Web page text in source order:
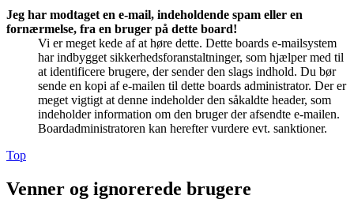
Jeg har modtaget en e-mail, indeholdende spam eller en
fornærmelse, fra en bruger på dette board!
Vi er meget kede af at høre dette. Dette boards e-mailsystem
har indbygget sikkerhedsforanstaltninger, som hjælper med til
at identificere brugere, der sender den slags indhold. Du bør
sende en kopi af e-mailen til dette boards administrator. Der er
meget vigtigt at denne indeholder den såkaldte header, som
indeholder information om den bruger der afsendte e-mailen.
Boardadministratoren kan herefter vurdere evt. sanktioner.
Top
Venner og ignorerede brugere